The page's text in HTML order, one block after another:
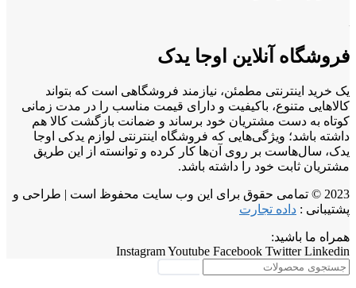
فروشگاه آنلاین اوجا یدک
یک خرید اینترنتی مطمئن، نیازمند فروشگاهی است که بتواند
کالاهایی متنوع، باکیفیت و دارای قیمت مناسب را در مدت زمانی
کوتاه به دست مشتریان خود برساند و ضمانت بازگشت کالا هم
داشته باشد؛ ویژگی‌هایی که فروشگاه اینترنتی لوازم یدکی اوجا
یدک، سال‌هاست بر روی آن‌ها کار کرده و توانسته از این طریق
مشتریان ثابت خود را داشته باشد.
2023 © تمامی حقوق برای این وب سایت محفوظ است | طراحی و
پشتیبانی : داده تجارت
همراه ما باشید:
InstagramYoutube Facebook Twitter Linkedin